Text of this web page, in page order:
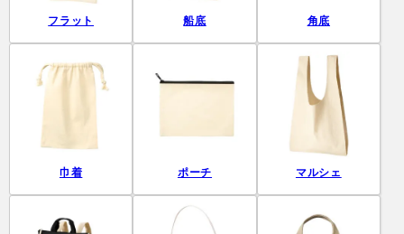
フラット 船底 角底
巾着 ポーチ マルシェ